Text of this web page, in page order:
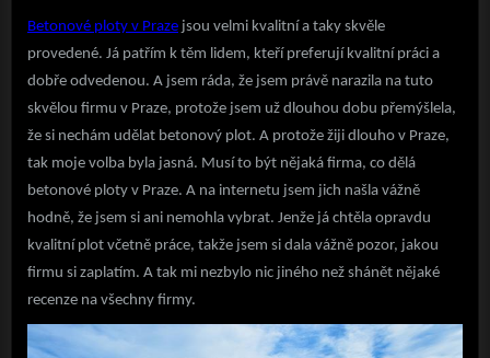
Betonové ploty v Praze jsou velmi kvalitní a taky skvěle
provedené. Já patřím k těm lidem, kteří preferují kvalitní práci a
dobře odvedenou. A jsem ráda, že jsem právě narazila na tuto
skvělou firmu v Praze, protože jsem už dlouhou dobu přemýšlela,
že si nechám udělat betonový plot. A protože žiji dlouho v Praze,
tak moje volba byla jasná. Musí to být nějaká firma, co dělá
betonové ploty v Praze. A na internetu jsem jich našla vážně
hodně, že jsem si ani nemohla vybrat. Jenže já chtěla opravdu
kvalitní plot včetně práce, takže jsem si dala vážně pozor, jakou
firmu si zaplatím. A tak mi nezbylo nic jiného než shánět nějaké
recenze na všechny firmy.